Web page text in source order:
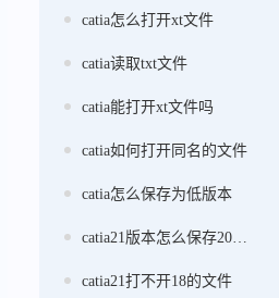
catia怎么打开xt文件
catia读取txt文件
catia能打开xt文件吗
catia如何打开同名的文件
catia怎么保存为低版本
catia21版本怎么保存20版本
catia21打不开18的文件